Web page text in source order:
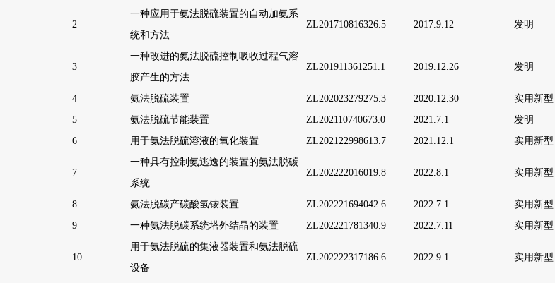
2
一种应用于氨法脱硫装置的自动加氨系
统和方法
ZL201710816326.5 2017.9.12 发明
3
一种改进的氨法脱硫控制吸收过程气溶
胶产生的方法
ZL201911361251.1 2019.12.26 发明
4 氨法脱硫装置 ZL202023279275.3 2020.12.30
实用新型
5
氨法脱硫节能装置 ZL202110740673.0 2021.7.1
发明
6
用于氨法脱硫溶液的氧化装置 ZL202122998613.7 2021.12.1 实用新型
7
一种具有控制氨逃逸的装置的氨法脱碳
系统
ZL202222016019.8 2022.8.1 实用新型
8 氨法脱碳产碳酸氢铵装置 ZL202221694042.6 2022.7.1
实用新型
9
一种氨法脱碳系统塔外结晶的装置 ZL202221781340.9 2022.7.11 实用新型
10
用于氨法脱硫的集液器装置和氨法脱硫
设备
ZL202222317186.6 2022.9.1 实用新型